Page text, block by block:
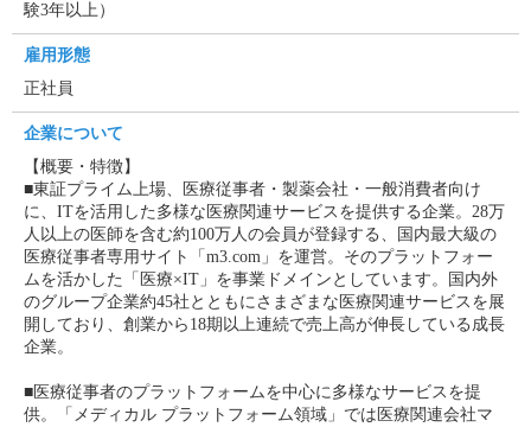
験3年以上）
雇用形態
正社員
企業について
【概要・特徴】
■東証プライム上場、医療従事者・製薬会社・一般消費者向け
に、ITを活用した多様な医療関連サービスを提供する企業。28万
人以上の医師を含む約100万人の会員が登録する、国内最大級の
医療従事者専用サイト「m3.com」を運営。そのプラットフォー
ムを活かした「医療×IT」を事業ドメインとしています。国内外
のグループ企業約45社とともにさまざまな医療関連サービスを展
開しており、創業から18期以上連続で売上高が伸長している成長
企業。
■医療従事者のプラットフォームを中心に多様なサービスを提
供。「メディカル プラットフォーム領域」では医療関連会社マ